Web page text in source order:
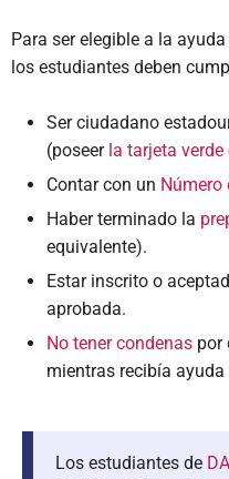
Para ser elegible a la
los estudiantes deben
Ser ciudadano
(poseer la tarjeta verde
Contar con un Número
Haber terminado la
equivalente).
Estar inscrito o
aprobada.
No tener condenas por
mientras recibía ayuda
Los estudiantes de